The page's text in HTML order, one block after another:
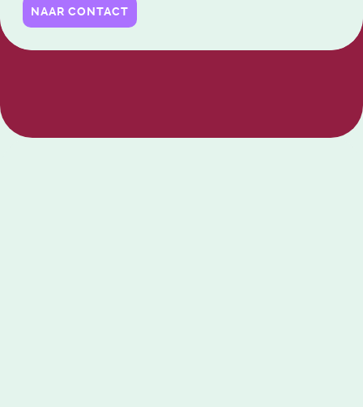
NAAR CONTACT